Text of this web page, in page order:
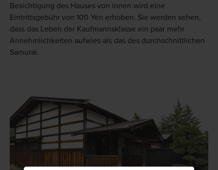
Besichtigung des Hauses von innen wird eine
Eintrittsgebühr von 100 Yen erhoben. Sie werden sehen,
dass das Leben der Kaufmannsklasse ein paar mehr
Annehmlichkeiten aufwies als das des durchschnittlichen
Samurai.